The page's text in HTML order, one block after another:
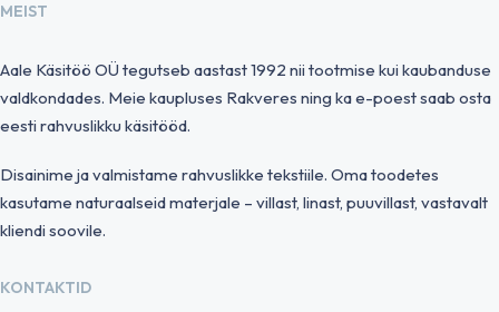
MEIST
Aale Käsitöö OÜ tegutseb aastast 1992 nii tootmise kui kaubanduse
valdkondades. Meie kaupluses Rakveres ning ka e-poest saab osta
eesti rahvuslikku käsitööd.
Disainime ja valmistame rahvuslikke tekstiile. Oma toodetes
kasutame naturaalseid materjale – villast, linast, puuvillast, vastavalt
kliendi soovile.
KONTAKTID